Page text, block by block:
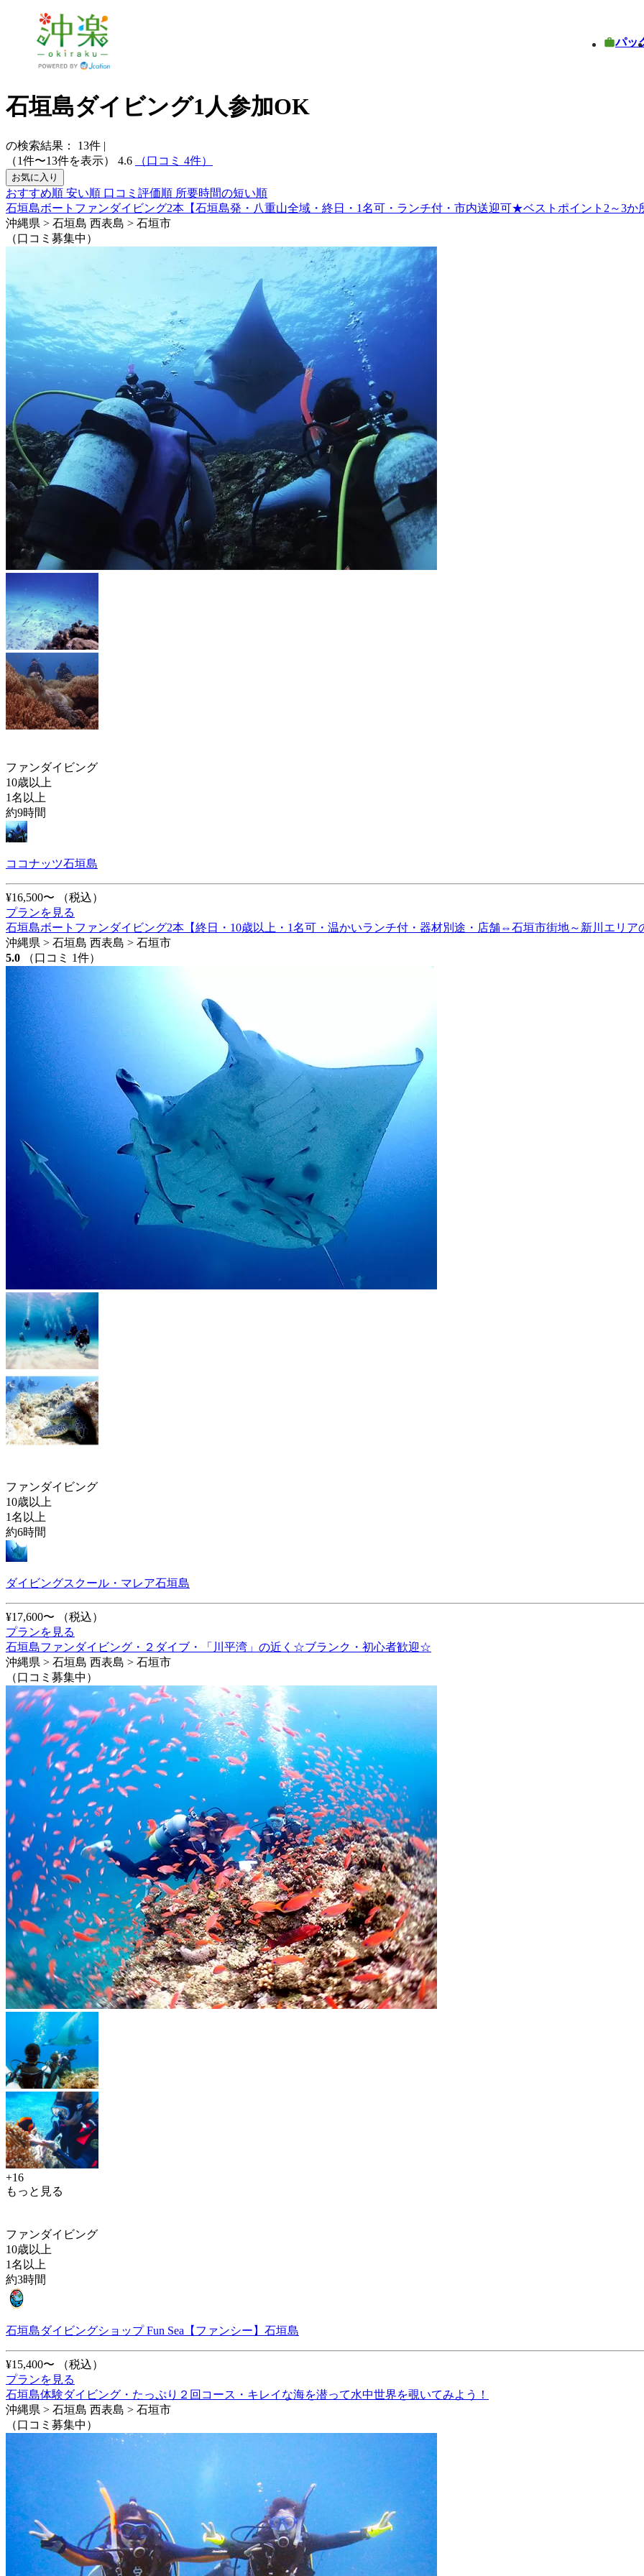
パッ
石垣島ダイビング1人参加OK
の検索結果： 13件 |
（1件〜13件を表示）
4.6 （口コミ 4件）
お気に入り
おすすめ順 安い順 口コミ評価順 所要時間の短い順
石垣島ボートファンダイビング2本【石垣島発・八重山全域・終日・1名可・ランチ付・市内送迎可★ベストポイント2～3か
沖縄県 > 石垣島 西表島 > 石垣市
（口コミ募集中）
ファンダイビング
10歳以上
1名以上
約9時間
ココナッツ石垣島
¥16,500〜
（税込）
プランを見る
石垣島ボートファンダイビング2本【終日・10歳以上・1名可・温かいランチ付・器材別途・店舗⇔石垣市街地～新川エリア
沖縄県 > 石垣島 西表島 > 石垣市
5.0
（口コミ 1件）
ファンダイビング
10歳以上
1名以上
約6時間
ダイビングスクール・マレア石垣島
¥17,600〜
（税込）
プランを見る
石垣島ファンダイビング・２ダイブ・「川平湾」の近く☆ブランク・初心者歓迎☆
沖縄県 > 石垣島 西表島 > 石垣市
（口コミ募集中）
+16
もっと見る
ファンダイビング
10歳以上
1名以上
約3時間
石垣島ダイビングショップ Fun Sea【ファンシー】石垣島
¥15,400〜
（税込）
プランを見る
石垣島体験ダイビング・たっぷり２回コース・キレイな海を潜って水中世界を覗いてみよう！
沖縄県 > 石垣島 西表島 > 石垣市
（口コミ募集中）